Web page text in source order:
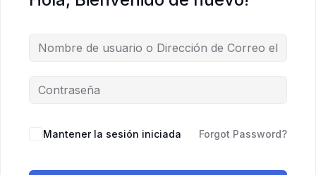
Mantener la sesión iniciada Forgot Password?